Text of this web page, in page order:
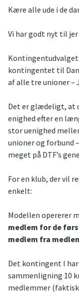
Kære alle ude i de
Vi har godt nyt til
kontingentet til
af alle tre unioner –
Det er glædeligt, at
enighed efter en
stor uenighed
unioner og forbund
meget på DTF’s
For en klub, der vil
enkelt:
Modellen opererer
medlem for de
medlem fra
Det kontingent I
sammenligning 10
medlemmer